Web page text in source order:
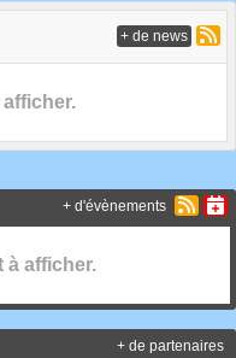
+ de news
à afficher.
+ d'évènements
+ de partenaires